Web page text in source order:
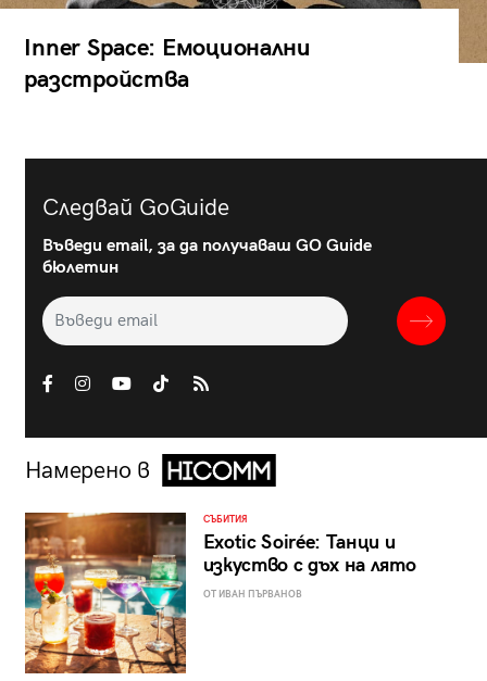
Inner Space: Емоционални
разстройства
Следвай GoGuide
Въведи email, за да получаваш GO Guide
бюлетин
Намерено в
СЪБИТИЯ
Exotic Soirée: Танци и
изкуство с дъх на лято
ОТ ИВАН ПЪРВАНОВ